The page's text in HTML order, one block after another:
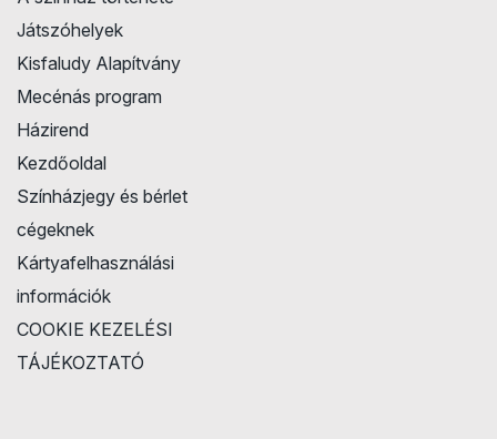
Játszóhelyek
Kisfaludy Alapítvány
Mecénás program
Házirend
Kezdőoldal
Színházjegy és bérlet
cégeknek
Kártyafelhasználási
információk
COOKIE KEZELÉSI
TÁJÉKOZTATÓ